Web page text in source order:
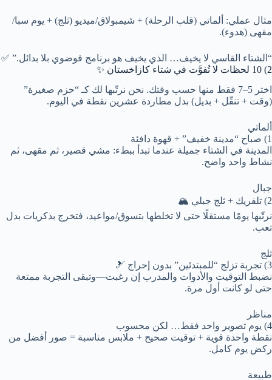
مثال عملي: ألماتي (قلب الرحلة) + شيمبولاق/ميديو (ثلج) + يوم سبا/
مقهى (هدوء).
“الشتاء القاسي لا يخيف… الذي يخيف هو برنامج فوضوي بلا بدائل.” ✅
2) 10 لحظات لا تُفوَّت في شتاء كازاخستان ✨
اختر 5–7 فقط منها حسب وقتك. نحن نرتّبها لك كـ “حزم صغيرة”
(وقت + تنقّل + بديل) بدل مطاردة عشرين نقطة في اليوم.
ألماتي
1) صباح “مدينة خفيف” + قهوة دافئة
المدينة في الشتاء جميلة عندما تبدأ ببطء: مشي قصير، ثم مقهى، ثم
نشاط واحد واضح.
جبال
2) تلفريك + ثلج جبلي 🏔️
نرتّبها يومًا مستقلًا حتى لا تخلطها بتسوق/مواعيد، فتخرج بذكريات بدل
تعب.
ثلج
3) تجربة تزلج “للمبتدئين” بدون إحراج 🎿
نضبط التوقيت والأدوات والمدرب إن رغبت—وتبقى التجربة ممتعة
حتى لو كانت أول مرة.
مناظر
4) يوم تصوير واحد فقط… لكن محسوب
نقطة واحدة قوية + توقيت صحيح + ملابس مناسبة = صور أفضل من
ركض يوم كامل.
طبيعة